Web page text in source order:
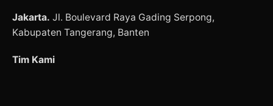
Jakarta. Jl. Boulevard Raya Gading Serpong,
Kabupaten Tangerang, Banten
Tim Kami